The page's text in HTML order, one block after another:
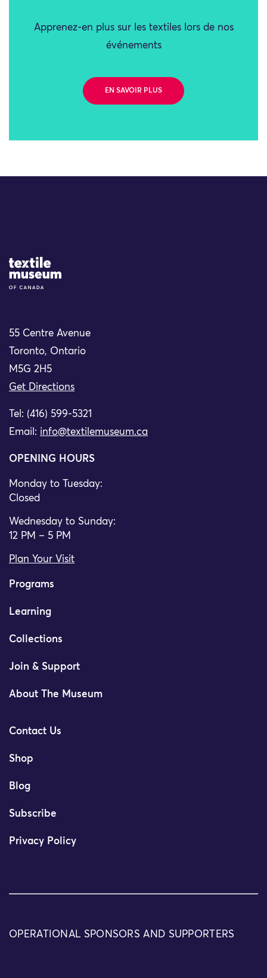
Apprenez-en plus sur les textiles lors de nos
événements
EN SAVOIR PLUS
Site Logo
55 Centre Avenue
Toronto, Ontario
M5G 2H5
Get Directions
Tel: (416) 599-5321
Email: info@textilemuseum.ca
OPENING HOURS
Monday to Tuesday:
Closed
Wednesday to Sunday:
12 PM – 5 PM
Plan Your Visit
Programs
Learning
Collections
Join & Support
About The Museum
Contact Us
Shop
Blog
Subscribe
Privacy Policy
OPERATIONAL SPONSORS AND SUPPORTERS